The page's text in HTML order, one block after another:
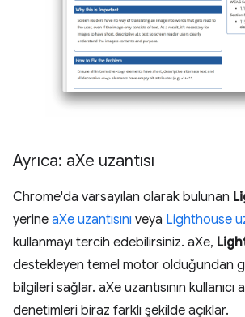
Ayrıca: aXe uzantısı
Chrome'da varsayılan olarak bulunan
yerine aXe uzantısını veya Lighthouse
kullanmayı tercih edebilirsiniz. aXe,
destekleyen temel motor olduğundan
bilgileri sağlar. aXe uzantısının kullanıcı
denetimleri biraz farklı şekilde açıklar.